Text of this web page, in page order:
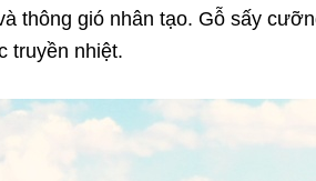
thông gió nhân tạo. Gỗ sấy
truyền nhiệt.